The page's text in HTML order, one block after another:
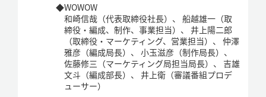
◆WOWOW
和崎信哉（代表取締役社長）、 船越雄一（取
締役・編成、制作、事業担当）、 井上陽二郎
（取締役・マーケティング、営業担当）、 仲澤
雅彦（編成局長）、 小玉滋彦（制作局長）、
佐藤修三（マーケティング局担当局長）、 吉雄
文斗（編成部長）、 井上衛（審議番組プロデ
ューサー）